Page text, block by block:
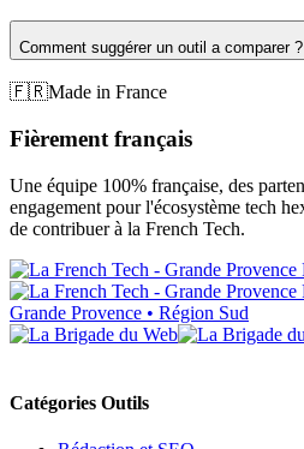
Comment suggérer un outil a comparer ?
🇫🇷Made in France
Fièrement français
Une équipe 100% française, des
engagement pour l'écosystème tech
de contribuer à la French Tech.
Grande Provence • Région Sud
Catégories Outils